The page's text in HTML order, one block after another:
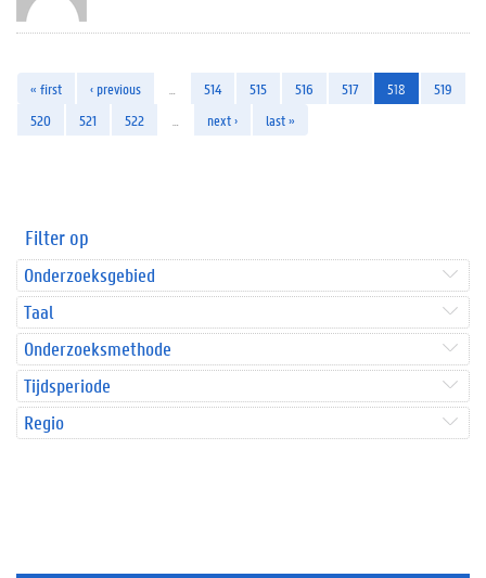
« first ‹ previous 514 515 516 517 518
519
520
521 522 next › last »
Filter op
Onderzoeksgebied
Taal
Onderzoeksmethode
Tijdsperiode
Regio